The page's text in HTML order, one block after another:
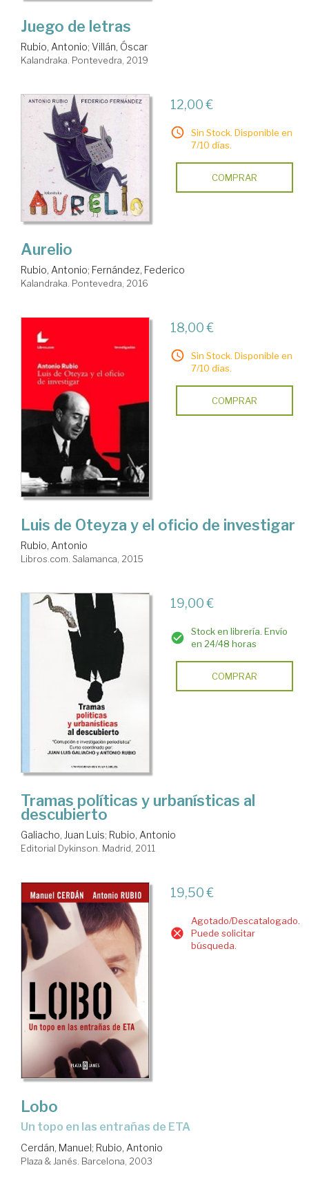
Juego de letras
Rubio, Antonio; Villán, Óscar
Kalandraka. Pontevedra, 2019
12,00 €
Sin Stock. Disponible en
7/10 días.
COMPRAR
Aurelio
Rubio, Antonio; Fernández, Federico
Kalandraka. Pontevedra, 2016
18,00 €
Sin Stock. Disponible en
7/10 días.
COMPRAR
Luis de Oteyza y el oficio de investigar
Rubio, Antonio
Libros.com. Salamanca, 2015
19,00 €
Stock en librería. Envío
en 24/48 horas
COMPRAR
Tramas políticas y urbanísticas al
descubierto
Galiacho, Juan Luis; Rubio, Antonio
Editorial Dykinson. Madrid, 2011
19,50 €
Agotado/Descatalogado.
Puede solicitar
búsqueda.
Lobo
Un topo en las entrañas de ETA
Cerdán, Manuel; Rubio, Antonio
Plaza & Janés. Barcelona, 2003